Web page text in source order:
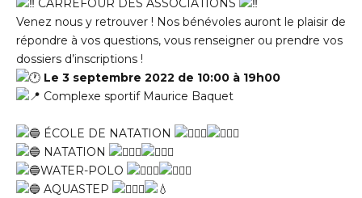
CARREFOUR DES ASSOCIATIONS
Venez nous y retrouver ! Nos bénévoles auront le plaisir de
répondre à vos questions, vous renseigner ou prendre vos
dossiers d’inscriptions !
Le 3 septembre 2022 de 10:00 à 19h00
Complexe sportif Maurice Baquet
ÉCOLE DE NATATION
NATATION
WATER-POLO
AQUASTEP